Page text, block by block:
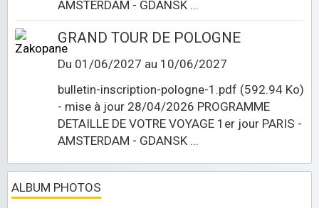
AMSTERDAM - GDANSK ...
GRAND TOUR DE POLOGNE
Du 01/06/2027 au 10/06/2027
bulletin-inscription-pologne-1.pdf (592.94 Ko)
- mise à jour 28/04/2026 PROGRAMME
DETAILLE DE VOTRE VOYAGE 1er jour PARIS -
AMSTERDAM - GDANSK ...
ALBUM PHOTOS